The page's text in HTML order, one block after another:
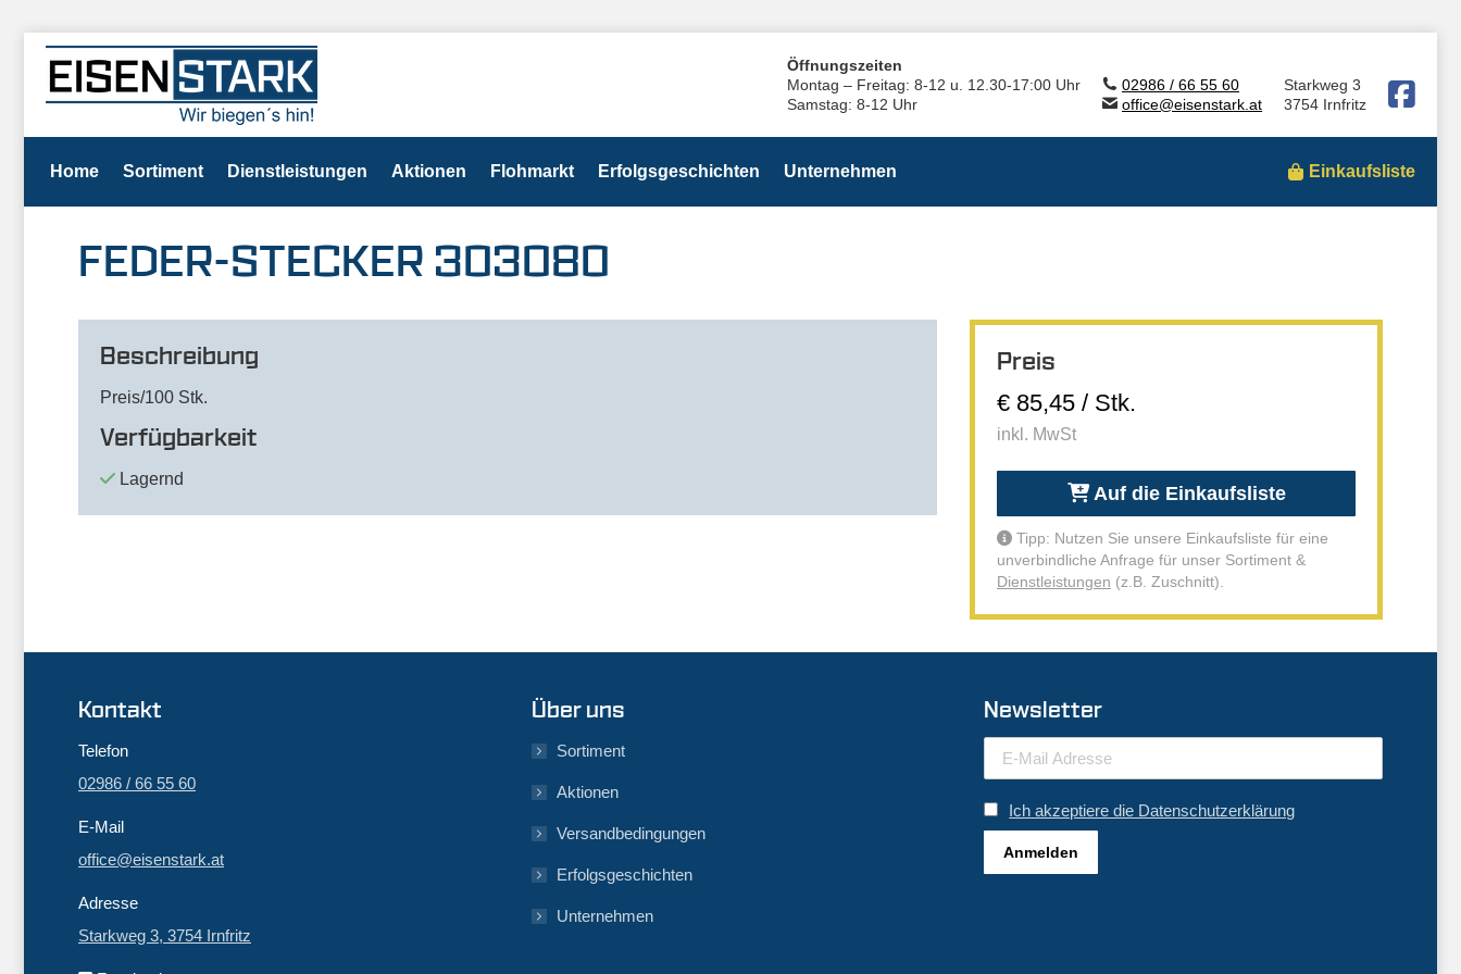
Öffnungszeiten
Montag – Freitag: 8-12 u. 12.30-17:00 Uhr
Samstag: 8-12 Uhr
02986 / 66 55 60
office@eisenstark.at
Starkweg 3
3754 Irnfritz
Home Sortiment Dienstleistungen Aktionen Flohmarkt Erfolgsgeschichten Unternehmen Einkaufsliste
FEDER-STECKER 303080
Beschreibung
Preis/100 Stk.
Verfügbarkeit
Lagernd
Preis
€ 85,45 / Stk.
inkl. MwSt
Auf die Einkaufsliste
Tipp: Nutzen Sie unsere Einkaufsliste für eine
unverbindliche Anfrage für unser Sortiment &
Dienstleistungen (z.B. Zuschnitt).
Kontakt
Telefon
02986 / 66 55 60
E-Mail
office@eisenstark.at
Adresse
Starkweg 3, 3754 Irnfritz
Über uns
Sortiment
Aktionen
Versandbedingungen
Erfolgsgeschichten
Unternehmen
Newsletter
Ich akzeptiere die Datenschutzerklärung